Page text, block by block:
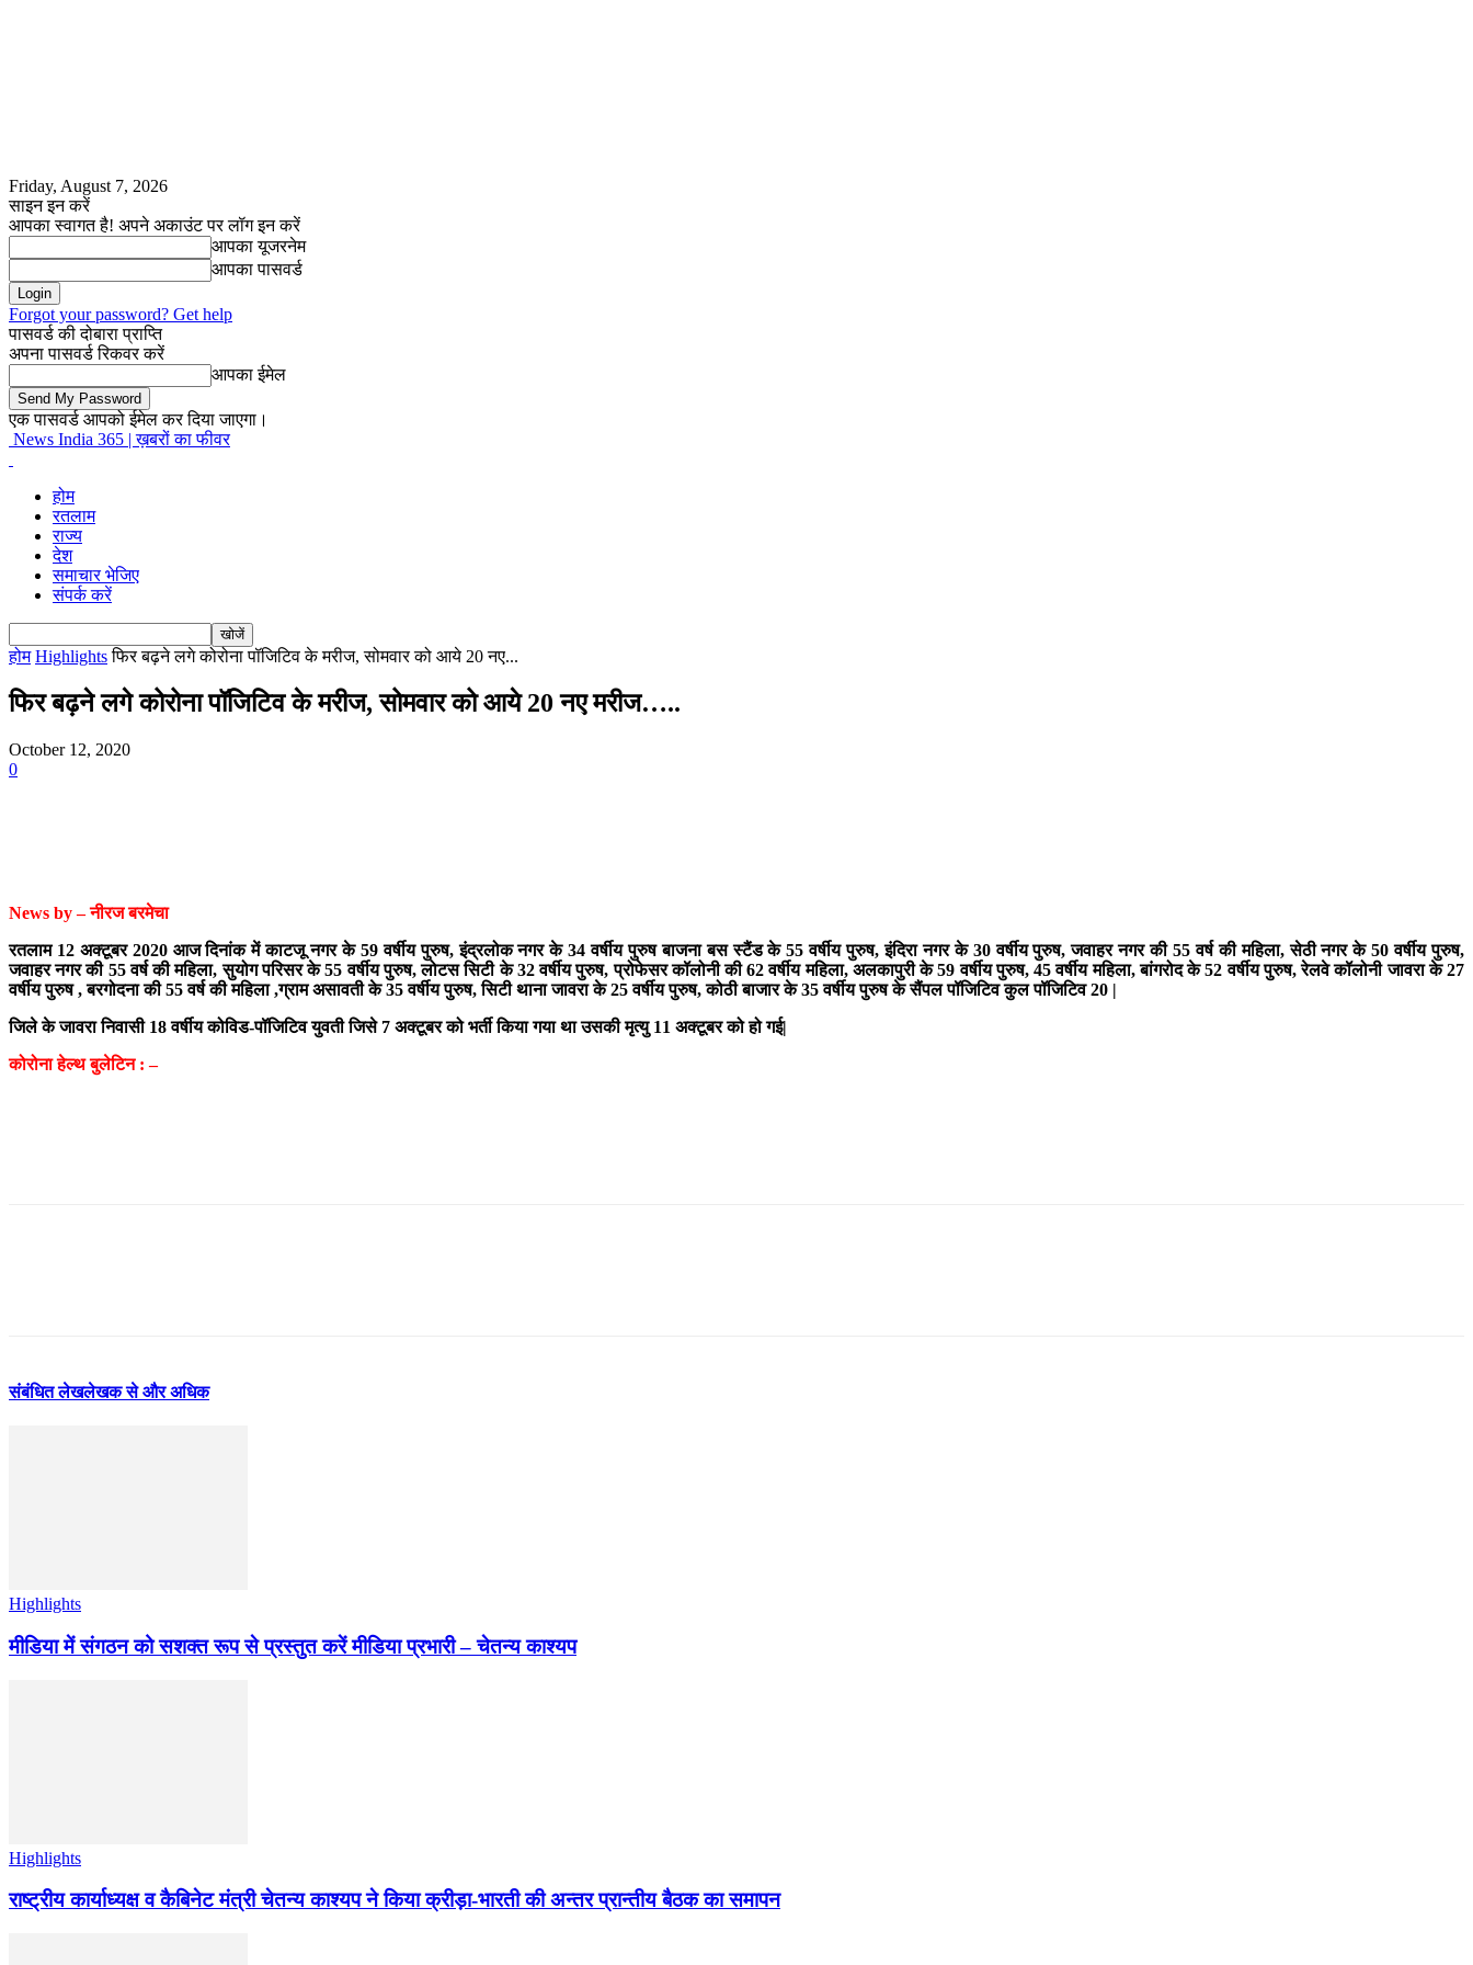
Friday, August 7, 2026
साइन इन करें
आपका स्वागत है! अपने अकाउंट पर लॉग इन करें
आपका यूजरनेम
आपका पासवर्ड
Forgot your password? Get help
पासवर्ड की दोबारा प्राप्ति
अपना पासवर्ड रिकवर करें
आपका ईमेल
एक पासवर्ड आपको ईमेल कर दिया जाएगा।
News India 365 | ख़बरों का फीवर
होम
रतलाम
राज्य
देश
समाचार भेजिए
संपर्क करें
होम Highlights फिर बढ़ने लगे कोरोना पॉजिटिव के मरीज, सोमवार को आये 20 नए...
फिर बढ़ने लगे कोरोना पॉजिटिव के मरीज, सोमवार को आये 20 नए मरीज…..
October 12, 2020
0
News by – नीरज बरमेचा
रतलाम 12 अक्टूबर 2020 आज दिनांक में काटजू नगर के 59 वर्षीय पुरुष, इंद्रलोक नगर के 34 वर्षीय पुरुष बाजना बस स्टैंड के 55 वर्षीय पुरुष, इंदिरा नगर के 30 वर्षीय पुरुष, जवाहर नगर की 55 वर्ष की महिला, सेठी नगर के 50 वर्षीय पुरुष,
जवाहर नगर की 55 वर्ष की महिला, सुयोग परिसर के 55 वर्षीय पुरुष, लोटस सिटी के 32 वर्षीय पुरुष, प्रोफेसर कॉलोनी की 62 वर्षीय महिला, अलकापुरी के 59 वर्षीय पुरुष, 45 वर्षीय महिला, बांगरोद के 52 वर्षीय पुरुष, रेलवे कॉलोनी जावरा के 27
वर्षीय पुरुष , बरगोदना की 55 वर्ष की महिला ,ग्राम असावती के 35 वर्षीय पुरुष, सिटी थाना जावरा के 25 वर्षीय पुरुष, कोठी बाजार के 35 वर्षीय पुरुष के सैंपल पॉजिटिव कुल पॉजिटिव 20 |
जिले के जावरा निवासी 18 वर्षीय कोविड-पॉजिटिव युवती जिसे 7 अक्टूबर को भर्ती किया गया था उसकी मृत्यु 11 अक्टूबर को हो गई|
कोरोना हेल्थ बुलेटिन : –
संबंधित लेखलेखक से और अधिक
Highlights
मीडिया में संगठन को सशक्त रूप से प्रस्तुत करें मीडिया प्रभारी – चेतन्य काश्यप
Highlights
राष्ट्रीय कार्याध्यक्ष व कैबिनेट मंत्री चेतन्य काश्यप ने किया क्रीड़ा-भारती की अन्तर प्रान्तीय बैठक का समापन